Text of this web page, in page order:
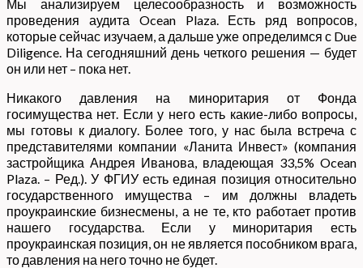
Мы анализируем целесообразность и возможность
проведения аудита Ocean Plaza. Есть ряд вопросов,
которые сейчас изучаем, а дальше уже определимся с Due
Diligence. На сегодняшний день четкого решения — будет
он или нет – пока нет.
Никакого давления на миноритария от Фонда
госимущества нет. Если у него есть какие-либо вопросы,
мы готовы к диалогу. Более того, у нас была встреча с
представителями компании «Ланита Инвест» (компания
застройщика Андрея Иванова, владеющая 33,5% Ocean
Plaza. – Ред.). У ФГИУ есть единая позиция относительно
государственного имущества – им должны владеть
проукраинские бизнесмены, а не те, кто работает против
нашего государства. Если у миноритария есть
проукраинская позиция, он не является пособником врага,
то давления на него точно не будет.